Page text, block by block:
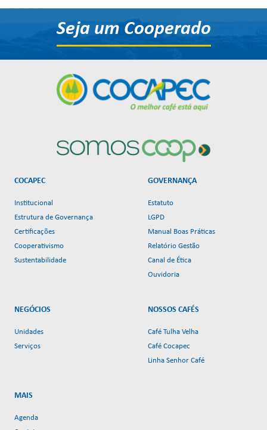
Seja um Cooperado
COCAPEC
Institucional
Estrutura de Governança
Certificações
Cooperativismo
Sustentabilidade
GOVERNANÇA
Estatuto
LGPD
Manual Boas Práticas
Relatório Gestão
Canal de Ética
Ouvidoria
NEGÓCIOS
Unidades
Serviços
NOSSOS CAFÉS
Café Tulha Velha
Café Cocapec
Linha Senhor Café
MAIS
Agenda